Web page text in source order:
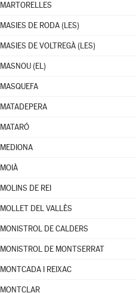
MARTORELLES
MASIES DE RODA (LES)
MASIES DE VOLTREGÀ (LES)
MASNOU (EL)
MASQUEFA
MATADEPERA
MATARÓ
MEDIONA
MOIÀ
MOLINS DE REI
MOLLET DEL VALLÈS
MONISTROL DE CALDERS
MONISTROL DE MONTSERRAT
MONTCADA I REIXAC
MONTCLAR